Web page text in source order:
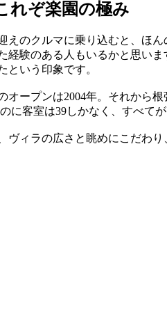
れぞ楽園の極み
えのクルマに乗り込むと、ほ
経験のある人もいるかと思い
という印象です。
ープンは2004年。それから
に客室は39しかなく、すべてが
ヴィラの広さと眺めにこだわ